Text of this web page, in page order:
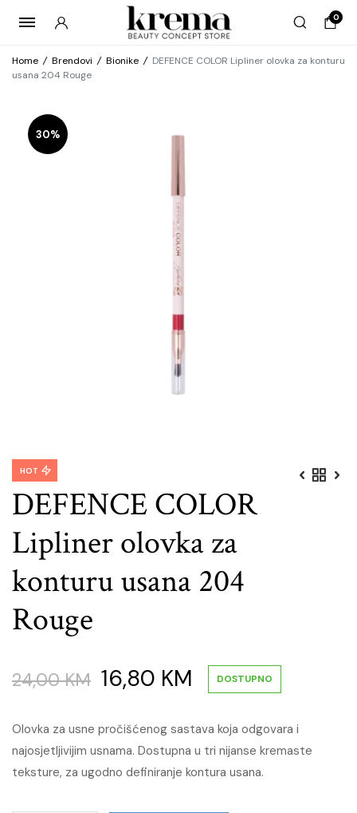
0
Home / Brendovi / Bionike / DEFENCE COLOR Lipliner olovka za konturu
usana 204 Rouge
30%
DEFENCE COLOR
Lipliner olovka za
konturu usana 204
Rouge
HOT
24,00KM Original
price
was:
16,80 KM Current
price
is:
DOSTUPNO
Olovka za usne pročišćenog sastava koja odgovara i
najosjetljivijim usnama. Dostupna u tri nijanse kremaste
teksture, za ugodno definiranje kontura usana.